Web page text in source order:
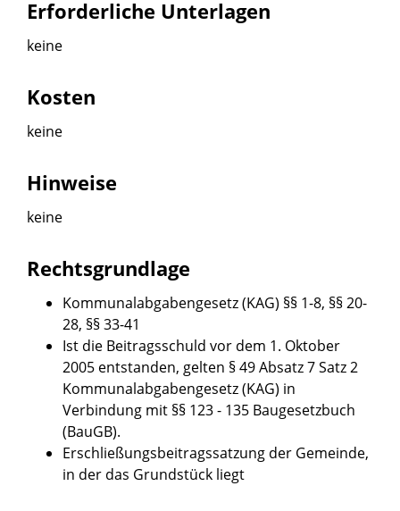
Erforderliche Unterlagen
keine
Kosten
keine
Hinweise
keine
Rechtsgrundlage
Kommunalabgabengesetz (KAG) §§ 1-8, §§ 20-
28, §§ 33-41
Ist die Beitragsschuld vor dem 1. Oktober
2005 entstanden, gelten § 49 Absatz 7 Satz 2
Kommunalabgabengesetz (KAG) in
Verbindung mit §§ 123 - 135 Baugesetzbuch
(BauGB).
Erschließungsbeitragssatzung der Gemeinde,
in der das Grundstück liegt